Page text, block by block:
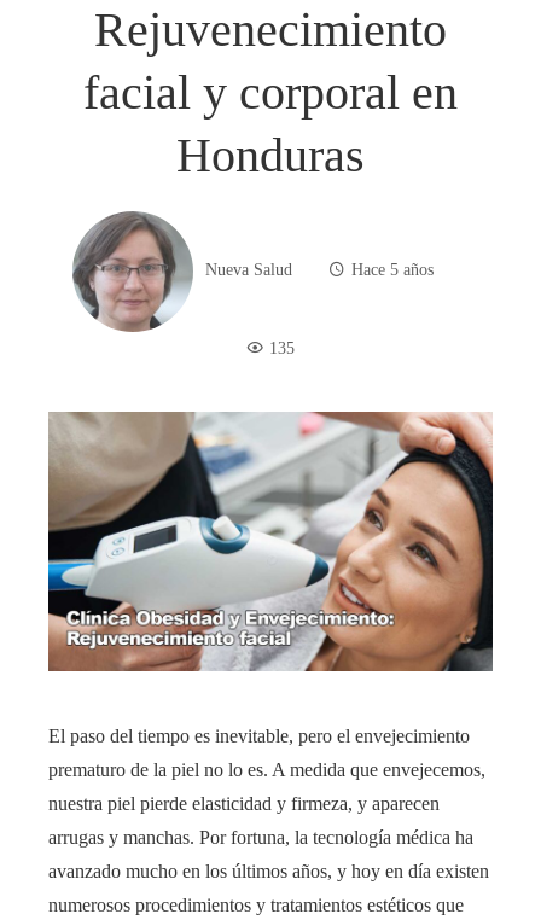
Rejuvenecimiento
facial y corporal en
Honduras
Nueva Salud Hace 5 años
135
El paso del tiempo es inevitable, pero el envejecimiento
prematuro de la piel no lo es. A medida que envejecemos,
nuestra piel pierde elasticidad y firmeza, y aparecen
arrugas y manchas. Por fortuna, la tecnología médica ha
avanzado mucho en los últimos años, y hoy en día existen
numerosos procedimientos y tratamientos estéticos que